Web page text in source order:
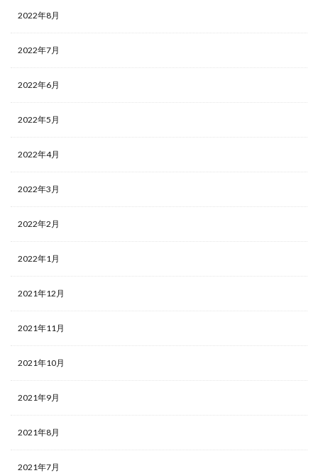
2022年8月
2022年7月
2022年6月
2022年5月
2022年4月
2022年3月
2022年2月
2022年1月
2021年12月
2021年11月
2021年10月
2021年9月
2021年8月
2021年7月